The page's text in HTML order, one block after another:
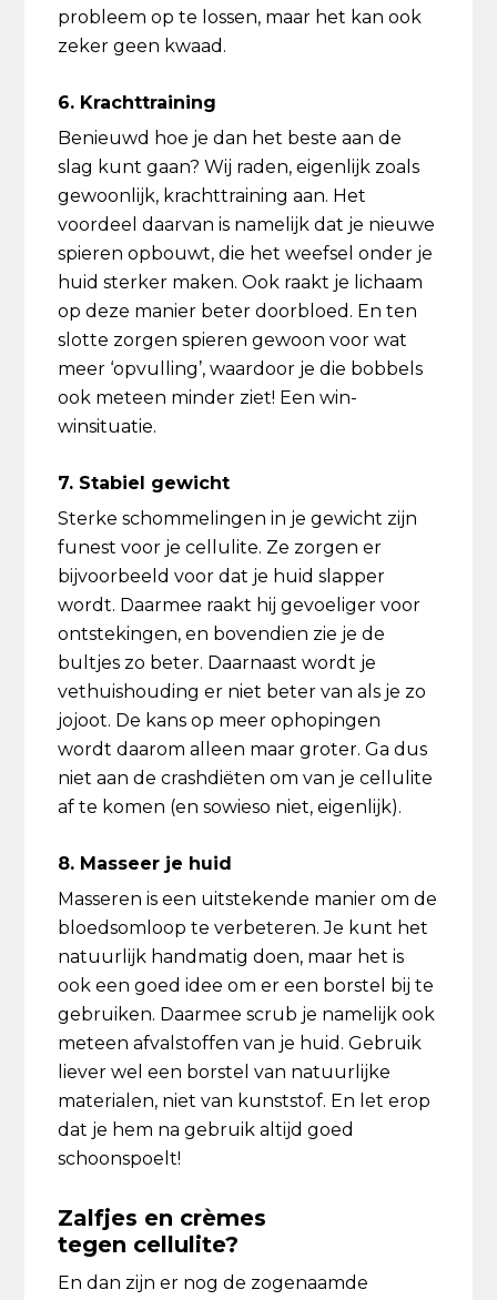
probleem op te lossen, maar het kan ook
zeker geen kwaad.
6. Krachttraining
Benieuwd hoe je dan het beste aan de
slag kunt gaan? Wij raden, eigenlijk zoals
gewoonlijk, krachttraining aan. Het
voordeel daarvan is namelijk dat je nieuwe
spieren opbouwt, die het weefsel onder je
huid sterker maken. Ook raakt je lichaam
op deze manier beter doorbloed. En ten
slotte zorgen spieren gewoon voor wat
meer ‘opvulling’, waardoor je die bobbels
ook meteen minder ziet! Een win-
winsituatie.
7. Stabiel gewicht
Sterke schommelingen in je gewicht zijn
funest voor je cellulite. Ze zorgen er
bijvoorbeeld voor dat je huid slapper
wordt. Daarmee raakt hij gevoeliger voor
ontstekingen, en bovendien zie je de
bultjes zo beter. Daarnaast wordt je
vethuishouding er niet beter van als je zo
jojoot. De kans op meer ophopingen
wordt daarom alleen maar groter. Ga dus
niet aan de crashdiëten om van je cellulite
af te komen (en sowieso niet, eigenlijk).
8. Masseer je huid
Masseren is een uitstekende manier om de
bloedsomloop te verbeteren. Je kunt het
natuurlijk handmatig doen, maar het is
ook een goed idee om er een borstel bij te
gebruiken. Daarmee scrub je namelijk ook
meteen afvalstoffen van je huid. Gebruik
liever wel een borstel van natuurlijke
materialen, niet van kunststof. En let erop
dat je hem na gebruik altijd goed
schoonspoelt!
Zalfjes en crèmes
tegen cellulite?
En dan zijn er nog de zogenaamde